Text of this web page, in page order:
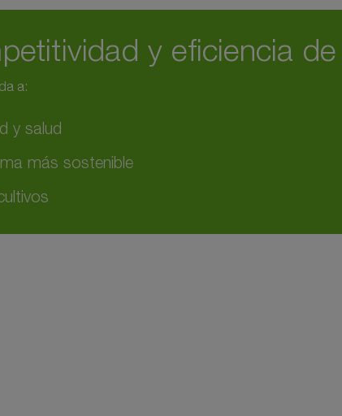
y eficiencia
a:
y salud
más sostenible